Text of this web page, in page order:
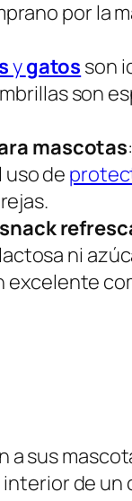
por la
ygatos son
son
mascotas
de
ni
excelente
a sus
de un